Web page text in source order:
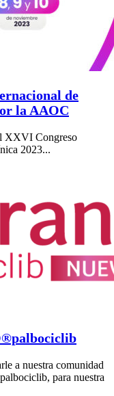
de
la AAOC
XXVI Congreso
2023...
a nuestra comunidad
palbociclib, para nuestra